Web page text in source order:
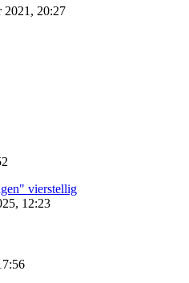
2021, 20:27
vierstellig
12:23